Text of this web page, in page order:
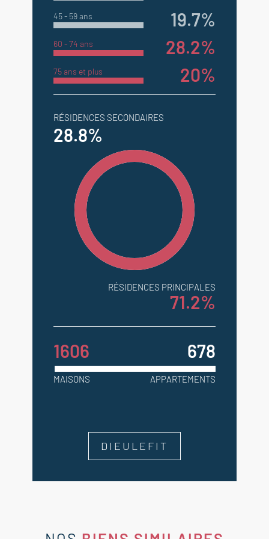
45 - 59 ans 19.7%
60 - 74 ans 28.2%
75 ans et plus 20%
RÉSIDENCES SECONDAIRES
28.8%
RÉSIDENCES PRINCIPALES
71.2%
1606 678
MAISONS APPARTEMENTS
DIEULEFIT